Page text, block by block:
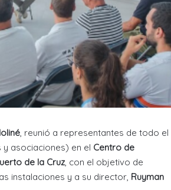
, reunió a representantes de todo el
y asociaciones) en el Centro de
de la Cruz , con el objetivo de
instalaciones y a su director, Ruyman